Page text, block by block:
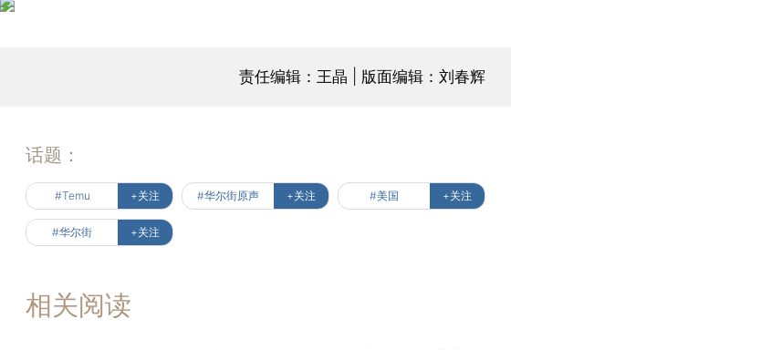
责任编辑：王晶 | 版面编辑：刘春辉
话题：
#Temu +关注 #华尔街原声 +关注 #美国 +关注
#华尔街 +关注
相关阅读